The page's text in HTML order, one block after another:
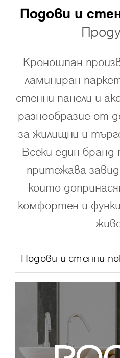
Подови и
Кроношпан
ламиниран
стенни панели и
разнообразие от
за жилищни и
Всеки един бранд
притежава
които
комфортен и
Подови и стенни